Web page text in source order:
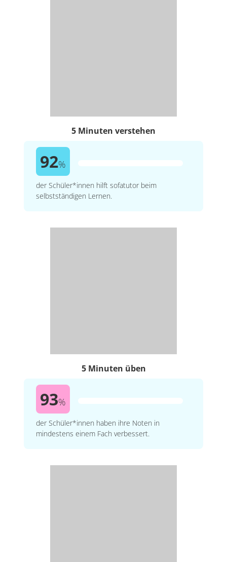
5 Minuten verstehen
92%
der Schüler*innen hilft sofatutor beim
selbstständigen Lernen.
5 Minuten üben
93%
der Schüler*innen haben ihre Noten in
mindestens einem Fach verbessert.